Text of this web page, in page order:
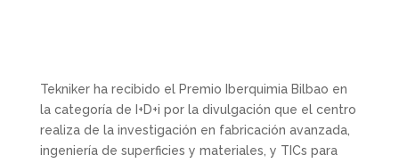
Tekniker ha recibido el Premio Iberquimia Bilbao en
la categoría de I+D+i por la divulgación que el centro
realiza de la investigación en fabricación avanzada,
ingeniería de superficies y materiales, y TICs para